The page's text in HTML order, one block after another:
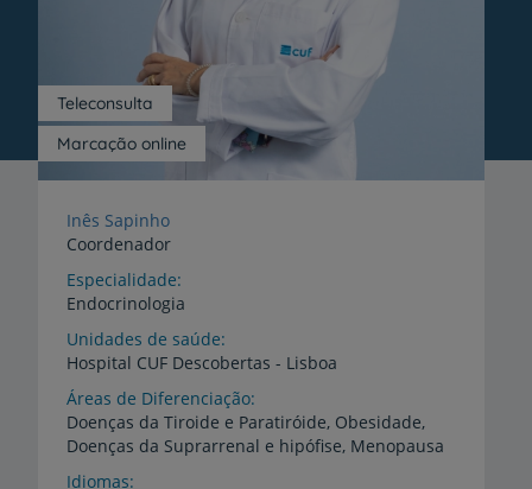
Marcação online
Teleconsulta
Inês Sapinho
Coordenador
Especialidade
Endocrinologia
Unidades de saúde
Hospital CUF Descobertas - Lisboa
Áreas de Diferenciação
Doenças da Tiroide e Paratiróide, Obesidade,
Doenças da Suprarrenal e hipófise, Menopausa
Idiomas